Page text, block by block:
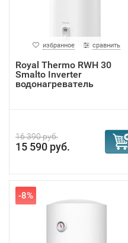
избранное сравнить
Royal Thermo RWH 30
Smalto Inverter
водонагреватель
16 390 руб.
15 590 руб.
-8%